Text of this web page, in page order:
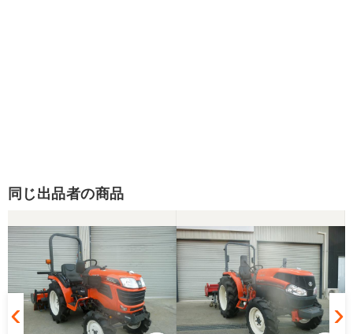
同じ出品者の商品